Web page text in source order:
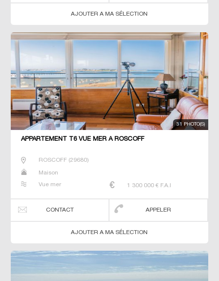
AJOUTER A MA SÉLECTION
31 PHOTO(S)
APPARTEMENT T6 VUE MER À ROSCOFF
ROSCOFF (29680)
Maison
Vue mer 1 300 000 € F.A.I
CONTACT APPELER
AJOUTER A MA SÉLECTION